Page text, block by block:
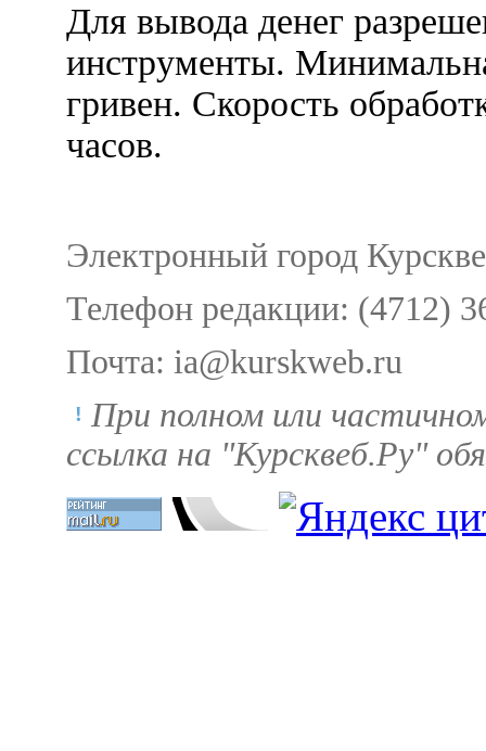
Для вывода денег
инструменты.
гривен. Скорость
часов.
Электронный город
Телефон редакции: (4712)
Почта: ia@kurskweb.ru
При полном или
ссылка на "Курсквеб.Ру"